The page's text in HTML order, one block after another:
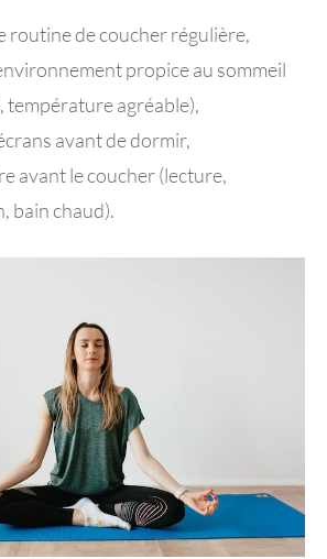
routine de coucher régulière,
propice au sommeil
température agréable),
avant de dormir,
avant le coucher (lecture,
bain chaud).